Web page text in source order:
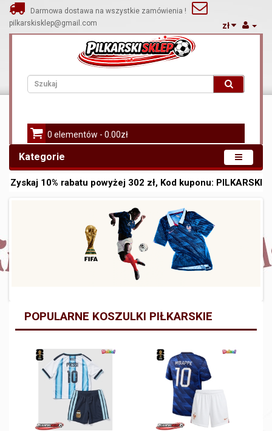
Darmowa dostawa na wszystkie zamówienia !
pilkarskisklep@gmail.com
zł
0 elementów - 0.00zł
Kategorie
Zyskaj 10% rabatu powyżej 302 zł, Kod kuponu: PILKARSKI
POPULARNE KOSZULKI PIŁKARSKIE